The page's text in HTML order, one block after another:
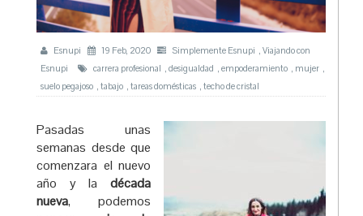
Esnupi 19 Feb, 2020 Simplemente Esnupi
Viajando con
Esnupi
carrera profesional desigualdad empoderamiento mujer
suelo pegajoso
tabajo tareas domésticas techo de cristal
Pasadas unas
semanas desde que
comenzara el nuevo
año y la década
nueva, podemos